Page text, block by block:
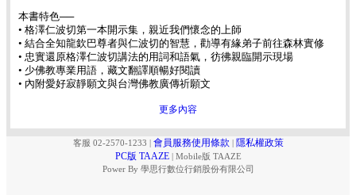
本書特色──
• 格澤仁波切第一本開示集，親近我們懷念的上師
• 結合全知龍欽巴尊者與仁波切的智慧，勸導有緣弟子前往森林實修
• 忠實還原格澤仁波切講法的用詞和語氣，彷彿親臨開示現場
• 少佛教專業用語，藏文翻譯順暢好閱讀
• 內附愛好寂靜願文與台灣佛教廣傳祈願文
更多內容
客服 02-2570-1233 | 會員服務使用條款 | 隱私權政策
PC版 TAAZE | Mobile版 TAAZE
Power By 學思行數位行銷股份有限公司